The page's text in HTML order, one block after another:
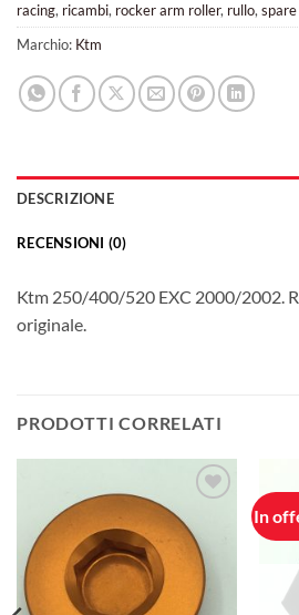
racing, ricambi, rocker arm roller, rullo,
Marchio: Ktm
DESCRIZIONE
RECENSIONI (0)
Ktm 250/400/520 EXC 2000/2002.
originale.
PRODOTTI CORRELATI
Aggiungi
alla lista
dei
desideri
In